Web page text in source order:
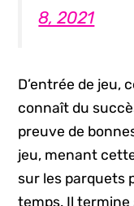
8, 2021
D’entrée de jeu,
connaît du
preuve de
jeu, menant
sur les parquets
temps. Il termine